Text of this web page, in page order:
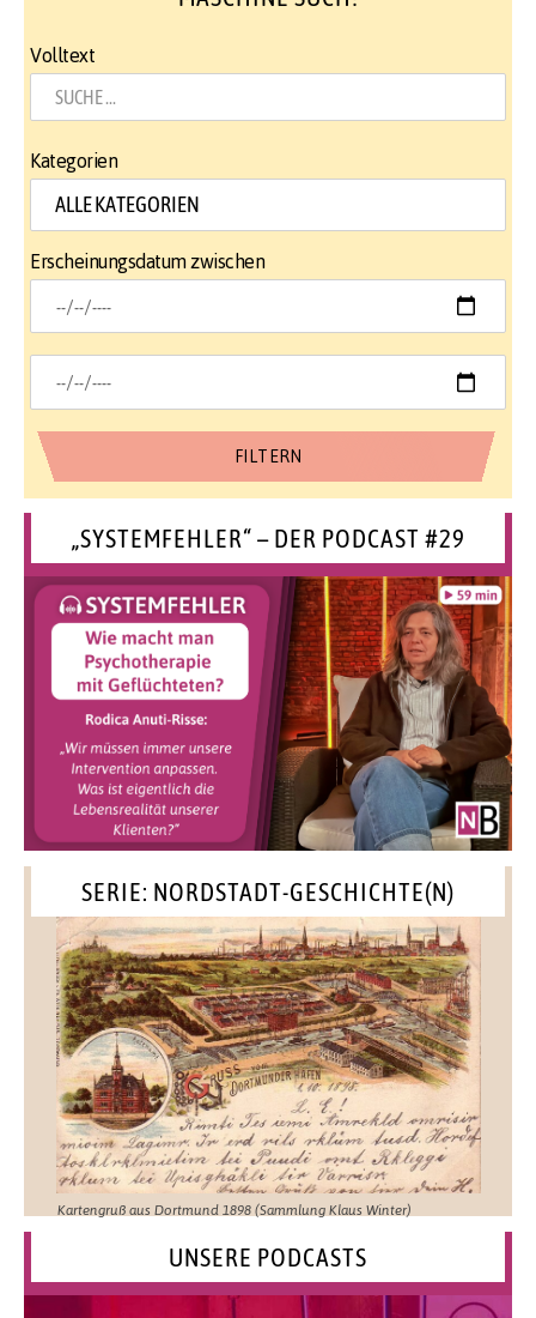
Volltext
Kategorien
Erscheinungsdatum zwischen
„SYSTEMFEHLER“ – DER PODCAST #29
SERIE: NORDSTADT-GESCHICHTE(N)
Kartengruß aus Dortmund 1898 (Sammlung Klaus Winter)
UNSERE PODCASTS